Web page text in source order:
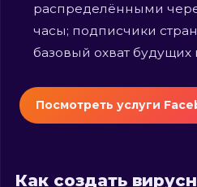
распределёнными
часы; подписчики
базовый охват будущих
Посмотреть услуги
Как создать